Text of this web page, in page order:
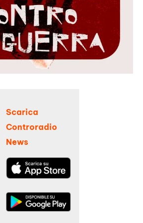
Scarica
Controradio
News